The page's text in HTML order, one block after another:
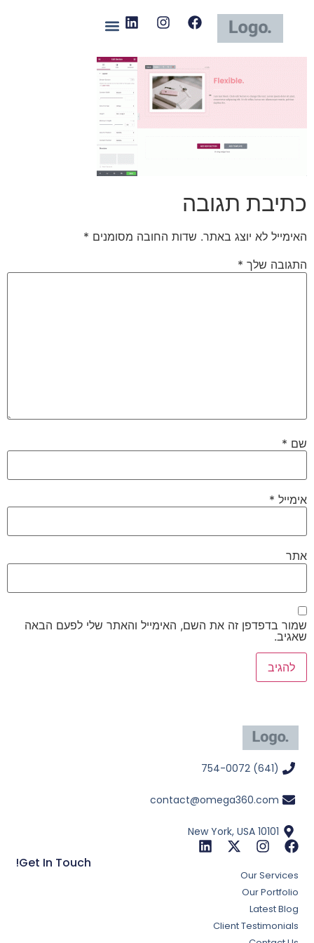
כתיבת תגובה
האימייל לא יוצג באתר. שדות החובה מסומנים *
התגובה שלך *
שם *
אימייל *
אתר
שמור בדפדפן זה את השם, האימייל והאתר שלי לפעם הבאה
שאגיב.
(641) 754-0072
contact@omega360.com
New York, USA 10101
Get In Touch!
Our Services
Our Portfolio
Latest Blog
Client Testimonials